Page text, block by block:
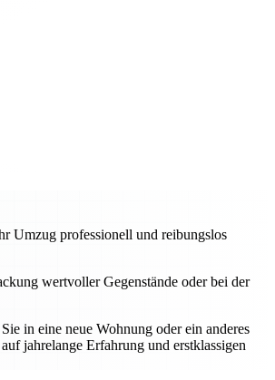
Umzug professionell und reibungslos
wertvoller Gegenstände oder bei der
in eine neue Wohnung oder ein anderes
jahrelange Erfahrung und erstklassigen